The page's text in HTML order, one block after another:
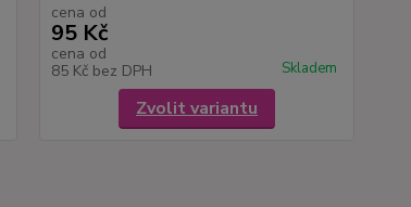
cena od
95 Kč
cena od
85 Kč bez DPH Skladem
Zvolit variantu